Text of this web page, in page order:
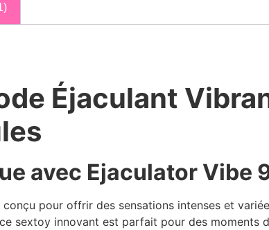
Éjaculant
avec Ejaculator Vibe
pour offrir des sensations intenses et
sextoy innovant est parfait pour des moments